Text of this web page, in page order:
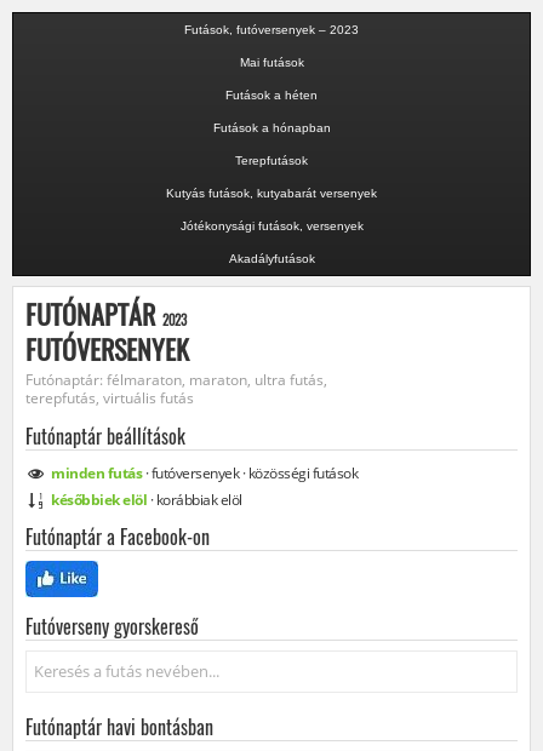
Futások, futóversenyek – 2023
Mai futások
Futások a héten
Futások a hónapban
Terepfutások
Kutyás futások, kutyabarát versenyek
Jótékonysági futások, versenyek
Akadályfutások
FUTÓNAPTÁR 2023
FUTÓVERSENYEK
Futónaptár: félmaraton, maraton, ultra futás,
terepfutás, virtuális futás
Futónaptár beállítások
mindenfutás·futóversenyek·közösségifutások
későbbiek elöl ·korábbiak elöl
Futónaptár a Facebook-on
Futóverseny gyorskereső
Keresés...
Futónaptár havi bontásban